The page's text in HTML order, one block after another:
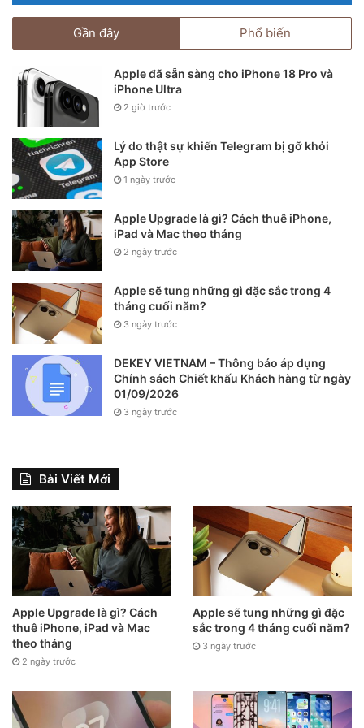
ba chiếc với giá lên tới 6.910 USD (khoảng 159,42 triệu
Giá bán của mỗi phiên bản sẽ thay đổi tùy thuộc vào
iPhone 12 Pro và iPhone 12 Pro Max theo từng bản bộ nhớ
trong. Đáng chú ý, sẽ chỉ có 99 phiên bản được sản xuất
cho mỗi mô hình.
Gần đây Phổ biến
Apple đã sẵn sàng cho iPhone 18 Pro và
iPhone Ultra
2 giờ trước
Lý do thật sự khiến Telegram bị gỡ khỏi
App Store
1 ngày trước
Apple Upgrade là gì? Cách thuê iPhone,
iPad và Mac theo tháng
2 ngày trước
Apple sẽ tung những gì đặc sắc trong 4
tháng cuối năm?
3 ngày trước
DEKEY VIETNAM – Thông báo áp dụng
Chính sách Chiết khấu Khách hàng từ ngày
01/09/2026
3 ngày trước
Bài Viết Mới
Apple Upgrade là gì? Cách
thuê iPhone, iPad và Mac
theo tháng
2 ngày trước
Apple sẽ tung những gì đặc
sắc trong 4 tháng cuối năm?
3 ngày trước